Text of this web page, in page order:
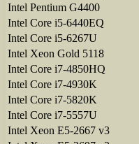
Intel Pentium G4400
Intel Core i5-6440EQ
Intel Core i5-6267U
Intel Xeon Gold 5118
Intel Core i7-4850HQ
Intel Core i7-4930K
Intel Core i7-5820K
Intel Core i7-5557U
Intel Xeon E5-2667 v3